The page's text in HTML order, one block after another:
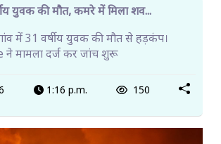
युवक की मौत, कमरे में मिला शव...
में 31 वर्षीय युवक की मौत से हड़कंप।
मामला दर्ज कर जांच शुरू
1:16 p.m. 150